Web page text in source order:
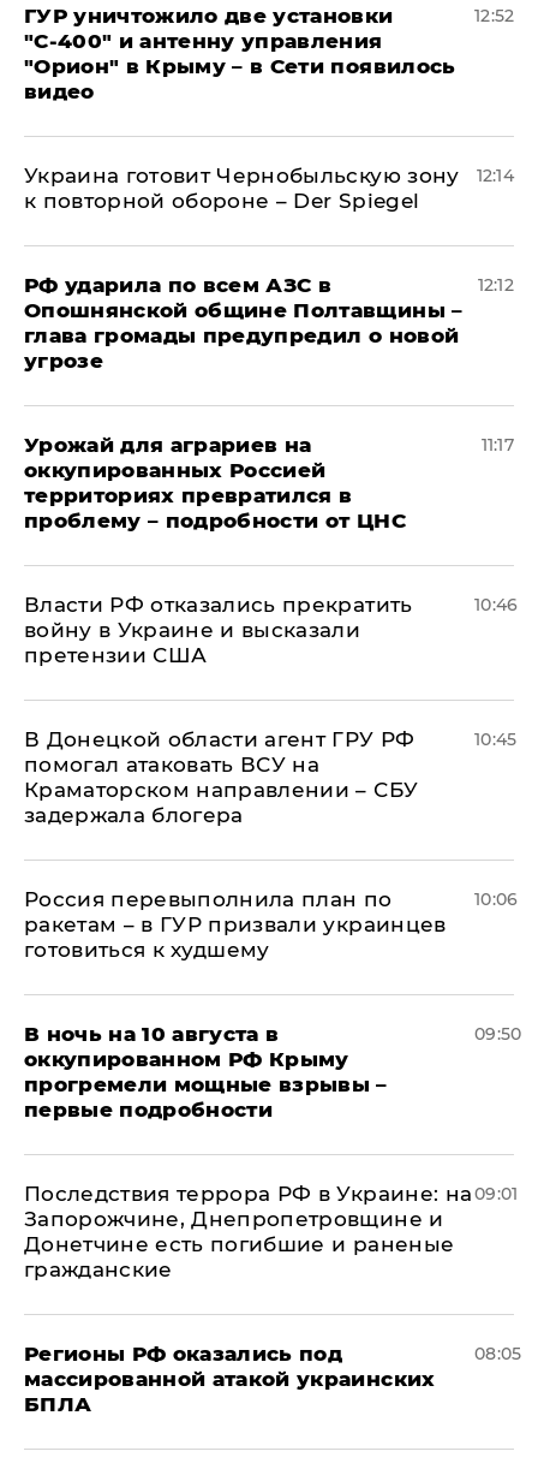
ГУР уничтожило две установки
"С‑400" и антенну управления
"Орион" в Крыму – в Сети появилось
видео
12:52
Украина готовит Чернобыльскую зону
к повторной обороне – Der Spiegel
12:14
РФ ударила по всем АЗС в
Опошнянской общине Полтавщины –
глава громады предупредил о новой
угрозе
12:12
Урожай для аграриев на
оккупированных Россией
территориях превратился в
проблему – подробности от ЦНС
11:17
Власти РФ отказались прекратить
войну в Украине и высказали
претензии США
10:46
В Донецкой области агент ГРУ РФ
помогал атаковать ВСУ на
Краматорском направлении – СБУ
задержала блогера
10:45
Россия перевыполнила план по
ракетам – в ГУР призвали украинцев
готовиться к худшему
10:06
В ночь на 10 августа в
оккупированном РФ Крыму
прогремели мощные взрывы –
первые подробности
09:50
Последствия террора РФ в Украине: на
Запорожчине, Днепропетровщине и
Донетчине есть погибшие и раненые
гражданские
09:01
Регионы РФ оказались под
массированной атакой украинских
БПЛА
08:05